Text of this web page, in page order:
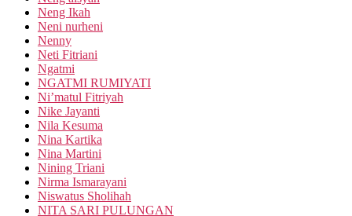
Neng Ikah
Neni nurheni
Nenny
Neti Fitriani
Ngatmi
NGATMI RUMIYATI
Ni’matul Fitriyah
Nike Jayanti
Nila Kesuma
Nina Kartika
Nina Martini
Nining Triani
Nirma Ismarayani
Niswatus Sholihah
NITA SARI PULUNGAN